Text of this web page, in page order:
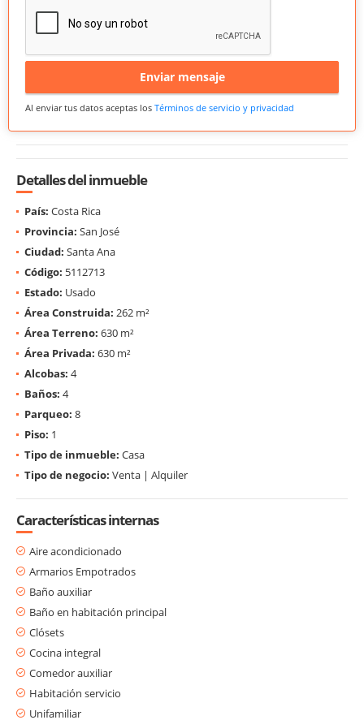
Enviar mensaje
Al enviar tus datos aceptas los Términos de servicio y privacidad
Detalles del inmueble
País: Costa Rica
Provincia: San José
Ciudad: Santa Ana
Código: 5112713
Estado: Usado
Área Construida: 262 m²
Área Terreno: 630 m²
Área Privada: 630 m²
Alcobas: 4
Baños: 4
Parqueo: 8
Piso: 1
Tipo de inmueble: Casa
Tipo de negocio: Venta | Alquiler
Características internas
Aire acondicionado
Armarios Empotrados
Baño auxiliar
Baño en habitación principal
Clósets
Cocina integral
Comedor auxiliar
Habitación servicio
Unifamiliar